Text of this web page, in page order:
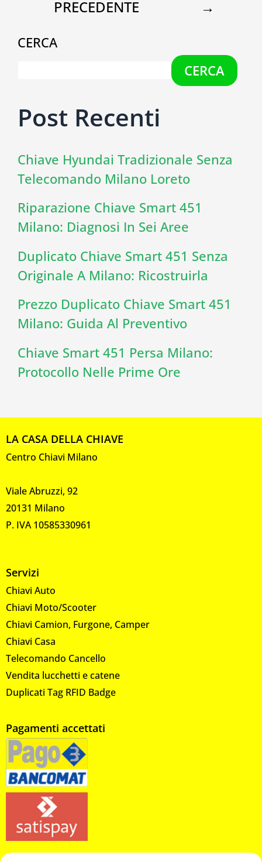
PRECEDENTE →
CERCA
CERCA
Post Recenti
Chiave Hyundai Tradizionale Senza
Telecomando Milano Loreto
Riparazione Chiave Smart 451
Milano: Diagnosi In Sei Aree
Duplicato Chiave Smart 451 Senza
Originale A Milano: Ricostruirla
Prezzo Duplicato Chiave Smart 451
Milano: Guida Al Preventivo
Chiave Smart 451 Persa Milano:
Protocollo Nelle Prime Ore
LA CASA DELLA CHIAVE
Centro Chiavi Milano
Viale Abruzzi, 92
20131 Milano
P. IVA 10585330961
Servizi
Chiavi Auto
Chiavi Moto/Scooter
Chiavi Camion, Furgone, Camper
Chiavi Casa
Telecomando Cancello
Vendita lucchetti e catene
Duplicati Tag RFID Badge
Pagamenti accettati